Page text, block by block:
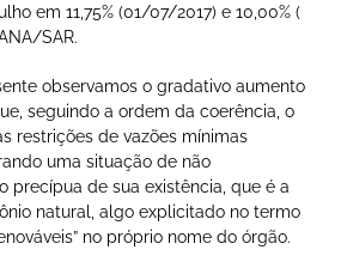
em 11,75% (01/07/2017) e 10,00% (
SAR.
observamos o gradativo aumento
seguindo a ordem da coerência, o
restrições de vazões mínimas
uma situação de não
precípua de sua existência, que é a
natural, algo explicitado no termo
no próprio nome do órgão.